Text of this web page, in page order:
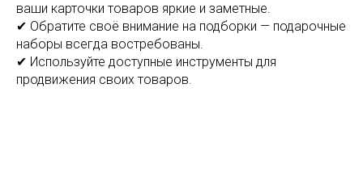
ваши карточки товаров яркие и заметные.
✔ Обратите своё внимание на подборки — подарочные
наборы всегда востребованы.
✔ Используйте доступные инструменты для
продвижения своих товаров.